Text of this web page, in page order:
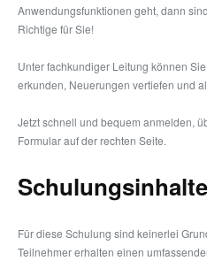
Anwendungsfunktionen geht, dann
Richtige für Sie!
Unter fachkundiger Leitung können
erkunden, Neuerungen vertiefen und
Jetzt schnell und bequem anmelden,
Formular auf der rechten Seite.
Schulungsinhalte
Für diese Schulung sind keinerlei
Teilnehmer erhalten einen